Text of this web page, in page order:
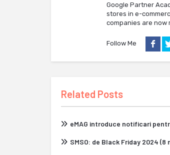
Google Partner
stores in e-
companies are now
Follow Me
Related Posts
eMAG introduce notificari
SMSO: de Black Friday 2024